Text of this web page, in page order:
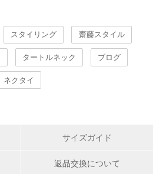
スタイリング 齋藤スタイル
タートルネック ブログ
ネクタイ
サイズガイド
返品交換について